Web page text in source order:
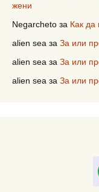
жени
Negarcheto за Как
alien sea за За или
alien sea за За или
alien sea за За или